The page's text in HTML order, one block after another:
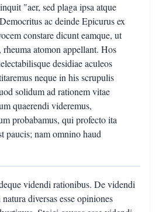
"aer, sed plaga ipsa atque
ac deinde Epicurus ex
constare dicunt eamque, ut
rheuma atomon appellant. Hos
desidiae aculeos
neque in his scrupulis
solidum ad rationem vitae
quaerendi videremus,
probabamus, qui profecto ita
paucis; nam omnino haud
videndi rationibus. De videndi
diversas esse opiniones